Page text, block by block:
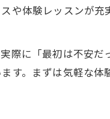
や体験レッスンが充
際に「最初は不安だ
す。まずは気軽な体